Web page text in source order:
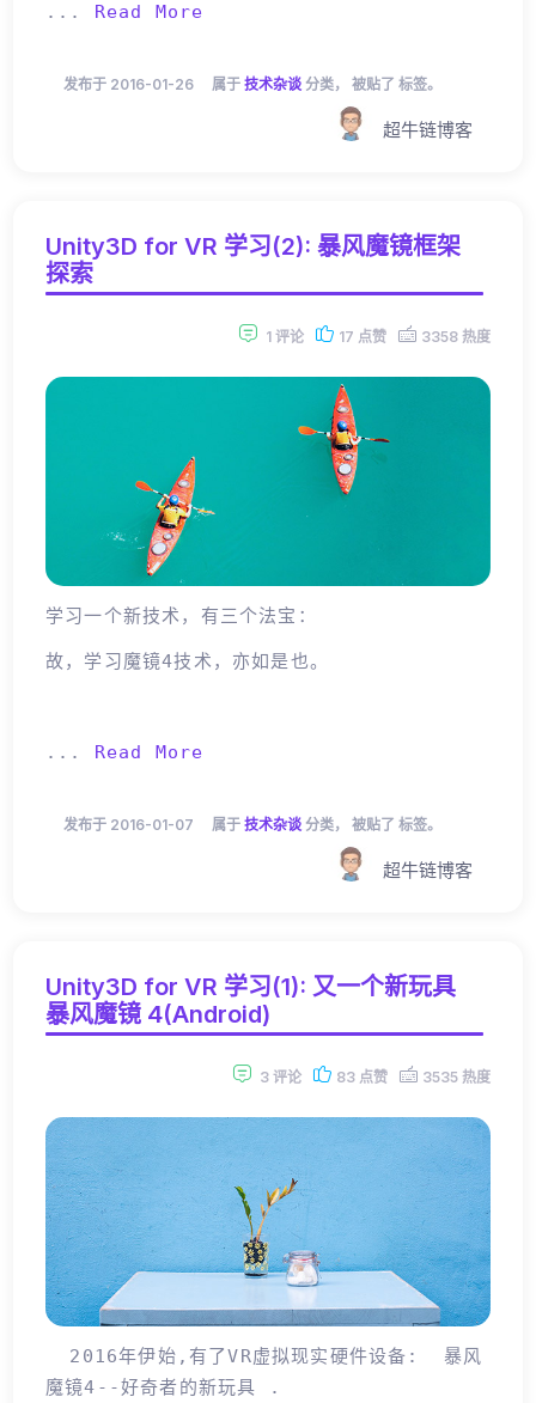
... Read More
发布于 2016-01-26 属于 技术杂谈 分类， 被贴了 标签。
超牛链博客
Unity3D for VR 学习(2): 暴风魔镜框架
探索
1 评论 17 点赞 3358 热度
学习一个新技术，有三个法宝：
故，学习魔镜4技术，亦如是也。
... Read More
发布于 2016-01-07 属于 技术杂谈 分类， 被贴了 标签。
超牛链博客
Unity3D for VR 学习(1): 又一个新玩具
暴风魔镜 4(Android)
3 评论 83 点赞 3535 热度
2016年伊始,有了VR虚拟现实硬件设备: 暴风
魔镜4--好奇者的新玩具 .